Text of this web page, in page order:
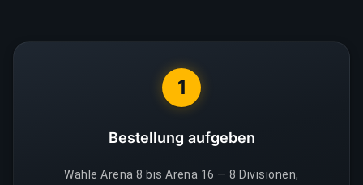
1
Bestellung aufgeben
Wähle Arena 8 bis Arena 16 — 8 Divisionen,